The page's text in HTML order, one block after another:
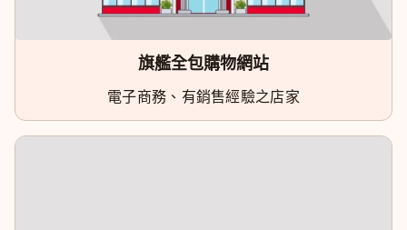
旗艦全包購物網站
電子商務、有銷售經驗之店家